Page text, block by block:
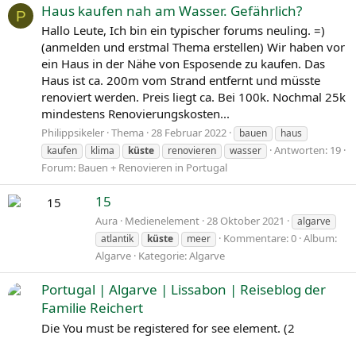
P Haus kaufen nah am Wasser. Gefährlich?
Hallo Leute, Ich bin ein typischer forums neuling. =)
(anmelden und erstmal Thema erstellen) Wir haben vor
ein Haus in der Nähe von Esposende zu kaufen. Das
Haus ist ca. 200m vom Strand entfernt und müsste
renoviert werden. Preis liegt ca. Bei 100k. Nochmal 25k
mindestens Renovierungskosten...
Philippsikeler Thema 28 Februar 2022 bauen
haus
kaufen
klima küste renovieren wasser
Antworten: 19
Forum: Bauen + Renovieren in Portugal
15
Aura Medienelement 28 Oktober 2021
algarve
atlantik
küste meer Kommentare: 0 Album:
Algarve Kategorie: Algarve
Portugal | Algarve | Lissabon | Reiseblog der
Familie Reichert
Die You must be registered for see element. (2